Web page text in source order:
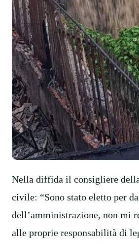
Nella diffida il consigliere
civile: “Sono stato eletto per
dell’amministrazione, non mi
alle proprie responsabilità di